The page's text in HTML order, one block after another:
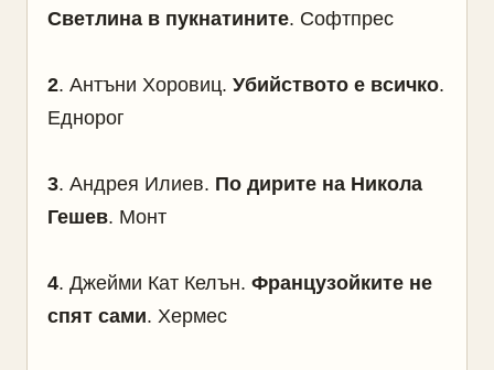
Светлина в пукнатините. Софтпрес
2. Антъни Хоровиц. Убийството е всичко.
Еднорог
3. Андрея Илиев. По дирите на Никола
Гешев. Монт
4. Джейми Кат Келън. Французойките не
спят сами. Хермес